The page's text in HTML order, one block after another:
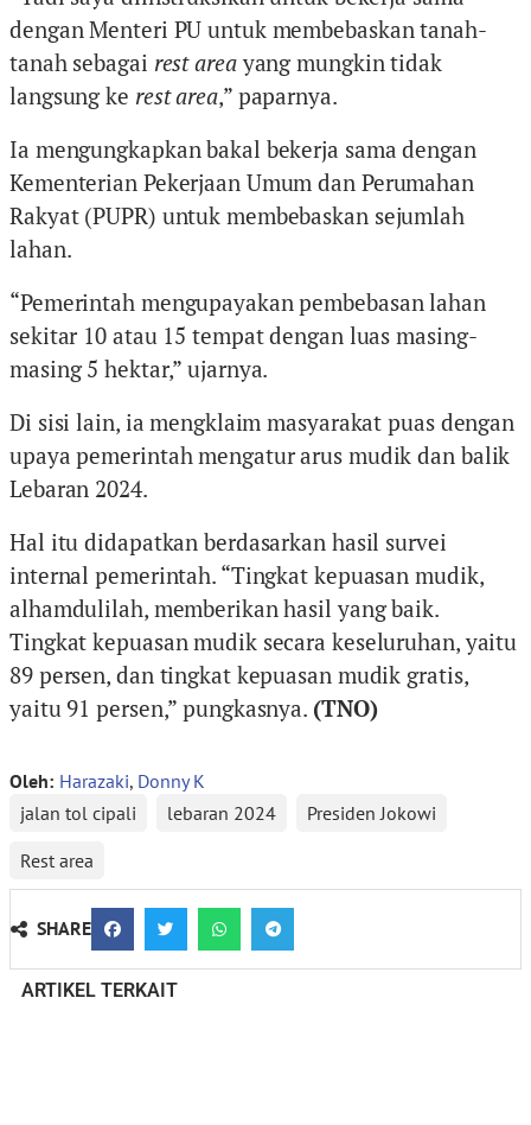
dengan Menteri PU untuk membebaskan tanah-
tanah sebagai rest areayang mungkin tidak
langsung ke rest area,” paparnya.
Ia mengungkapkan bakal bekerja sama dengan
Kementerian Pekerjaan Umum dan Perumahan
Rakyat (PUPR) untuk membebaskan sejumlah
lahan.
“Pemerintah mengupayakan pembebasan lahan
sekitar 10 atau 15 tempat dengan luas masing-
masing 5 hektar,” ujarnya.
Di sisi lain, ia mengklaim masyarakat puas dengan
upaya pemerintah mengatur arus mudik dan balik
Lebaran 2024.
Hal itu didapatkan berdasarkan hasil survei
internal pemerintah. “Tingkat kepuasan mudik,
alhamdulilah, memberikan hasil yang baik.
Tingkat kepuasan mudik secara keseluruhan, yaitu
89 persen, dan tingkat kepuasan mudik gratis,
yaitu 91 persen,” pungkasnya. (TNO)
Oleh: Harazaki, Donny K
jalan tol cipali
lebaran 2024
Presiden Jokowi
Rest area
SHARE
ARTIKEL TERKAIT